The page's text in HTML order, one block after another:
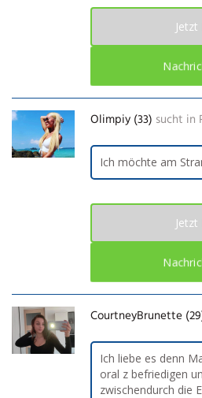
Olimpiy (33) sucht in
Ich möchte am
CourtneyBrunette
Ich liebe es denn
oral z befriedigen
zwischendurch die